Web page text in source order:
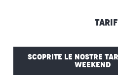
SCOPRITE LE NOSTRE
WEEKEND